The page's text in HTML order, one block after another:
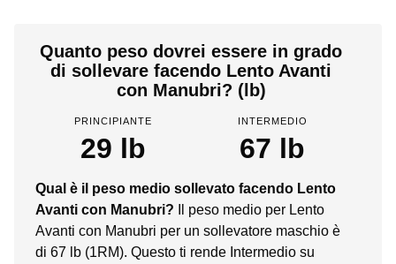
Quanto peso dovrei essere in grado
di sollevare facendo Lento Avanti
con Manubri? (lb)
PRINCIPIANTE
29 lb
INTERMEDIO
67 lb
Qual è il peso medio sollevato facendo Lento
Avanti con Manubri?
Il peso medio per Lento
Avanti con Manubri per un sollevatore maschio è
di 67 lb (1RM). Questo ti rende Intermedio su